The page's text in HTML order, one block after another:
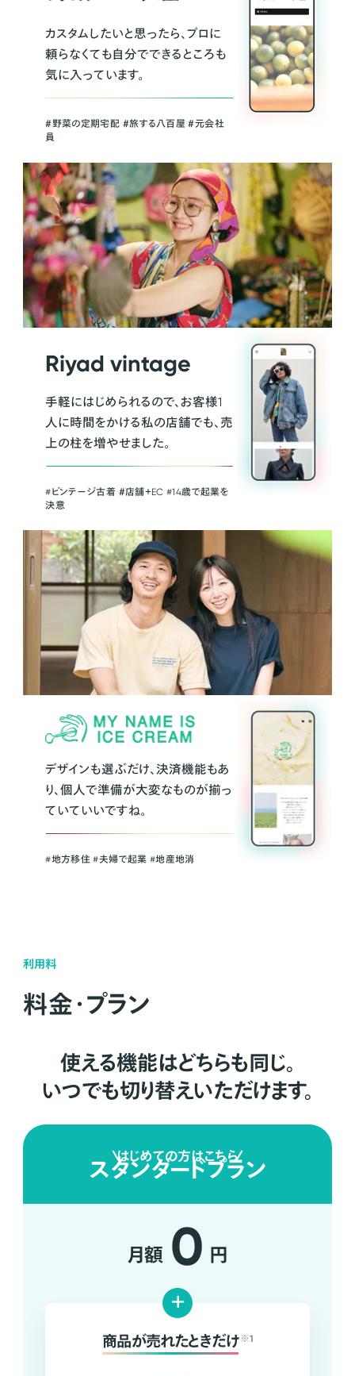
カスタムしたいと思ったら、プロに
頼らなくても自分でできるところも
気に入っています。
＃野菜の定期宅配 ＃旅する八百屋 ＃元会社
員
Riyad vintage
手軽にはじめられるので、お客様1
人に時間をかける私の店舗でも、売
上の柱を増やせました。
#ビンテージ古着 ＃店舗＋EC #14歳で起業を
決意
デザインも選ぶだけ、決済機能もあ
り、個人で準備が大変なものが揃っ
ていていいですね。
#地方移住 #夫婦で起業 #地産地消
利用料
料金・プラン
使える機能はどちらも同じ。
いつでも切り替えいただけます。
はじめての方はこちら
スタンダードプラン
月額 0 円
+
商品が売れたときだけ ※1